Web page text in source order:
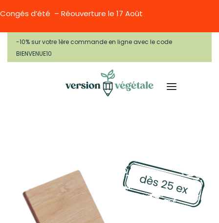
Congés d’été – Réouverture le 17 Août
-10% sur votre 1ère commande en ligne avec le code
BIENVENUE10